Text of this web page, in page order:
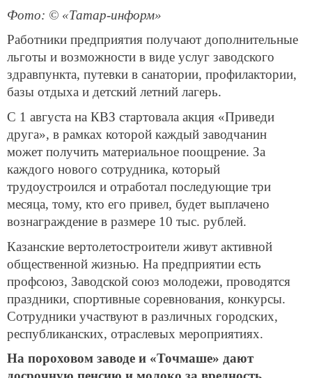
Фото: © «Татар-информ»
Работники предприятия получают дополнительные
льготы и возможности в виде услуг заводского
здравпункта, путевки в санатории, профилактории,
базы отдыха и детский летний лагерь.
С 1 августа на КВЗ стартовала акция «Приведи
друга», в рамках которой каждый заводчанин
может получить материальное поощрение. За
каждого нового сотрудника, который
трудоустроился и отработал последующие три
месяца, тому, кто его привел, будет выплачено
вознаграждение в размере 10 тыс. рублей.
Казанские вертолетостроители живут активной
общественной жизнью. На предприятии есть
профсоюз, Заводской союз молодежи, проводятся
праздники, спортивные соревнования, конкурсы.
Сотрудники участвуют в различных городских,
республиканских, отраслевых мероприятиях.
На пороховом заводе и «Точмаше» дают